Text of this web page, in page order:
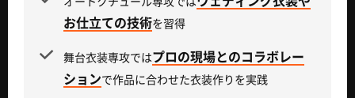
お仕立ての技術を習得
舞台衣装専攻ではプロの現場とのコラボレー
ションで作品に合わせた衣装作りを実践